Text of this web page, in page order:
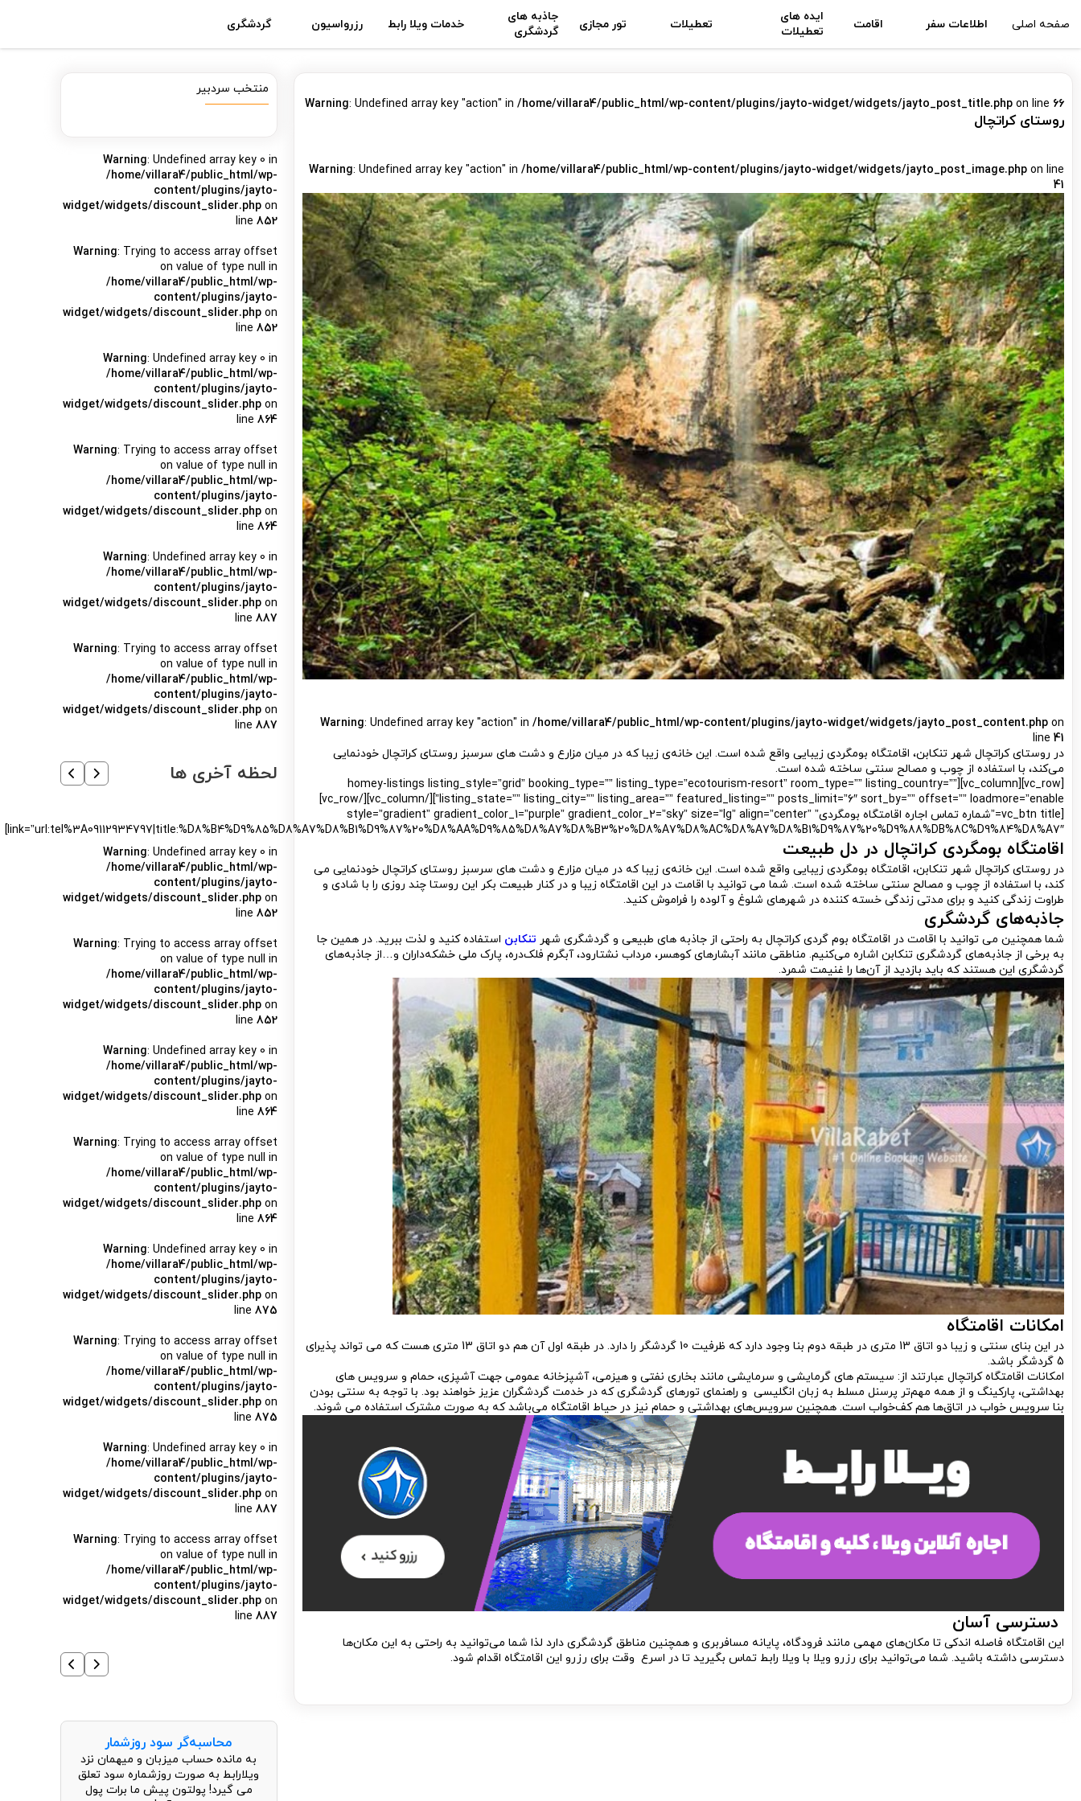
صفحه اصلی اطلاعات سفر اقامت
ایده های
تعطیلات
تعطیلات تور مجازی
جاذبه های
گردشگری
خدمات ویلا رابط رزرواسیون گردشگری
Warning: Undefined array key "action" in /home/villara4/public_html/wp-content/plugins/jayto-widget/widgets/jayto_post_title.php on line 66
روستای کراتچال
Warning: Undefined array key "action" in /home/villara4/public_html/wp-content/plugins/jayto-widget/widgets/jayto_post_image.php on line
41
Warning: Undefined array key "action" in /home/villara4/public_html/wp-content/plugins/jayto-widget/widgets/jayto_post_content.php on
line 41
در روستای کراتچال شهر تنکابن، اقامتگاه بومگردی زیبایی واقع شده است. این خانه‌ی زیبا که در میان مزارع و دشت های سرسبز روستای کراتچال خودنمایی
می‌کند، با استفاده از چوب و مصالح سنتی ساخته شده است.
[vc_row][vc_column][homey-listings listing_style=”grid” booking_type=”” listing_type=”ecotourism-resort” room_type=”” listing_country=””
listing_state=”” listing_city=”” listing_area=”” featured_listing=”” posts_limit=”6″ sort_by=”” offset=”” loadmore=”enable”][/vc_column][/vc_row]
[vc_btn title=”شماره تماس اجاره اقامتگاه بومگردی” style=”gradient” gradient_color_1=”purple” gradient_color_2=”sky” size=”lg” align=”center”
link=”url:tel%3A09112934797|title:%D8%B4%D9%85%D8%A7%D8%B1%D9%87%20%D8%AA%D9%85%D8%A7%D8%B3%20%D8%A7%D8%AC%D8%A7%D8%B1%D9%87%20%D9%88%DB%8C%D9%84%D8%A7″]
اقامتگاه بومگردی کراتچال در دل طبیعت
در روستای کراتچال شهر تنکابن، اقامتگاه بومگردی زیبایی واقع شده است. این خانه‌ی زیبا که در میان مزارع و دشت های سرسبز روستای کراتچال خودنمایی می
کند، با استفاده از چوب و مصالح سنتی ساخته شده است. شما می توانید با اقامت در این اقامتگاه زیبا و در کنار طبیعت بکر این روستا چند روزی را با شادی و
طراوت زندگی کنید و برای مدتی زندگی خسته کننده در شهرهای شلوغ و آلوده را فراموش کنید.
جاذبه‌های گردشگری
شما همچنین می توانید با اقامت در اقامتگاه بوم گردی کراتچال به راحتی از جاذبه های طبیعی و گردشگری شهر تنکابن استفاده کنید و لذت ببرید. در همین جا
به برخی از جاذبه‌های گردشگری تنکابن اشاره می‌کنیم. مناطقی مانند آبشارهای کوهسر، مرداب نشتارود، آبگرم فلک‌دره، پارک ملی خشکه‌داران و…از جاذبه‌های
گردشگری این هستند که باید بازدید از آن‌ها را غنیمت شمرد.
امکانات اقامتگاه
در این بنای سنتی و زیبا دو اتاق 13 متری در طبقه دوم بنا وجود دارد که ظرفیت 10 گردشگر را دارد. در طبقه اول آن هم دو اتاق 13 متری هست که می تواند پذیرای
5 گردشگر باشد.
امکانات اقامتگاه کراتچال عبارتند از: سیستم های گرمایشی و سرمایشی مانند بخاری نفتی و هیزمی، آشپزخانه عمومی جهت آشپزی، حمام و سرویس های
بهداشتی، پارکینگ و از همه مهم‌تر پرسنل مسلط به زبان انگلیسی و راهنمای تورهای گردشگری که در خدمت گردشگران عزیز خواهند بود. با توجه به سنتی بودن
بنا سرویس خواب در اتاق‌ها هم کف‌خواب است. همچنین سرویس‌های بهداشتی و حمام نیز در حیاط اقامتگاه می‌باشد که به صورت مشترک استفاده می شوند.
دسترسی آسان
این اقامتگاه فاصله اندکی تا مکان‌های مهمی مانند فرودگاه، پایانه مسافربری و همچنین مناطق گردشگری دارد لذا شما می‌توانید به راحتی به این مکان‌ها
دسترسی داشته باشید. شما می‌توانید برای رزرو ویلا با ویلا رابط تماس بگیرید تا در اسرع وقت برای رزرو این اقامتگاه اقدام شود.
منتخب سردبیر
Warning: Undefined array key 0 in
/home/villara4/public_html/wp-
content/plugins/jayto-
widget/widgets/discount_slider.php on
line852
Warning: Trying to access array offset
on value of type null in
/home/villara4/public_html/wp-
content/plugins/jayto-
widget/widgets/discount_slider.php on
line852
Warning: Undefined array key 0 in
/home/villara4/public_html/wp-
content/plugins/jayto-
widget/widgets/discount_slider.php on
line864
Warning: Trying to access array offset
on value of type null in
/home/villara4/public_html/wp-
content/plugins/jayto-
widget/widgets/discount_slider.php on
line864
Warning: Undefined array key 0 in
/home/villara4/public_html/wp-
content/plugins/jayto-
widget/widgets/discount_slider.php on
line887
Warning: Trying to access array offset
on value of type null in
/home/villara4/public_html/wp-
content/plugins/jayto-
widget/widgets/discount_slider.php on
line887
لحظه آخری ها
Warning: Undefined array key 0 in
/home/villara4/public_html/wp-
content/plugins/jayto-
widget/widgets/discount_slider.php on
line852
Warning: Trying to access array offset
on value of type null in
/home/villara4/public_html/wp-
content/plugins/jayto-
widget/widgets/discount_slider.php on
line852
Warning: Undefined array key 0 in
/home/villara4/public_html/wp-
content/plugins/jayto-
widget/widgets/discount_slider.php on
line864
Warning: Trying to access array offset
on value of type null in
/home/villara4/public_html/wp-
content/plugins/jayto-
widget/widgets/discount_slider.php on
line864
Warning: Undefined array key 0 in
/home/villara4/public_html/wp-
content/plugins/jayto-
widget/widgets/discount_slider.php on
line875
Warning: Trying to access array offset
on value of type null in
/home/villara4/public_html/wp-
content/plugins/jayto-
widget/widgets/discount_slider.php on
line875
Warning: Undefined array key 0 in
/home/villara4/public_html/wp-
content/plugins/jayto-
widget/widgets/discount_slider.php on
line887
Warning: Trying to access array offset
on value of type null in
/home/villara4/public_html/wp-
content/plugins/jayto-
widget/widgets/discount_slider.php on
line887
محاسبه‌گر سود روزشمار
به مانده حساب میزبان و میهمان نزد
ویلارابط به صورت روزشماره سود تعلق
می گیرد! پولتون پیش ما برات پول